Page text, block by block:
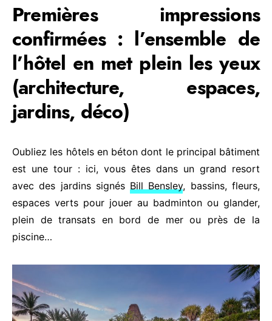
Premières impressions
confirmées : l’ensemble de
l’hôtel en met plein les yeux
(architecture, espaces,
jardins, déco)
Oubliez les hôtels en béton dont le principal bâtiment
est une tour : ici, vous êtes dans un grand resort
avec des jardins signés Bill Bensley, bassins, fleurs,
espaces verts pour jouer au badminton ou glander,
plein de transats en bord de mer ou près de la
piscine…